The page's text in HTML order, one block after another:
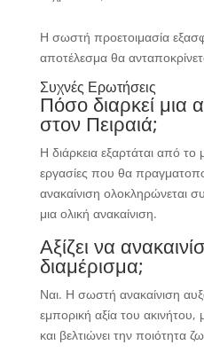
Η σωστή προετοιμασία
αποτέλεσμα θα
Συχνές Ερωτήσεις
Πόσο διαρκεί μια
στον Πειραιά;
Η διάρκεια εξαρτάται από το
εργασίες που θα
ανακαίνιση ολοκληρώνεται
μια ολική ανακαίνιση.
Αξίζει να
διαμέρισμα;
Ναι. Η σωστή ανακαίνιση
εμπορική αξία του ακινήτου,
και βελτιώνει την ποιότητα